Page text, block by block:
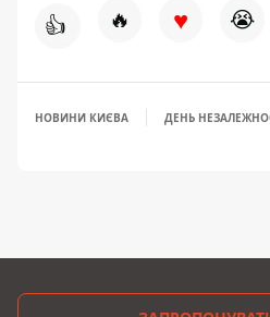
👍 🔥 ♥ 😭
НОВИНИ КИЄВА ДЕНЬ